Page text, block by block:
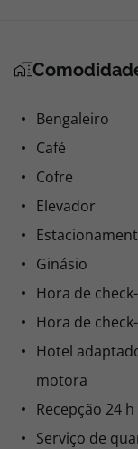
Bengaleiro
Café
Cofre
Elevador
Ginásio
Hora de
Hora de
Hotel
motora
Recepção 24
Serviço de